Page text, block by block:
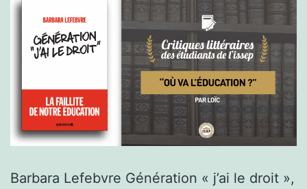
Barbara Lefebvre Génération « j’ai le droit »,